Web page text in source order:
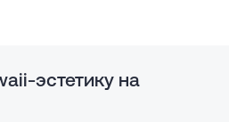
эстетику на